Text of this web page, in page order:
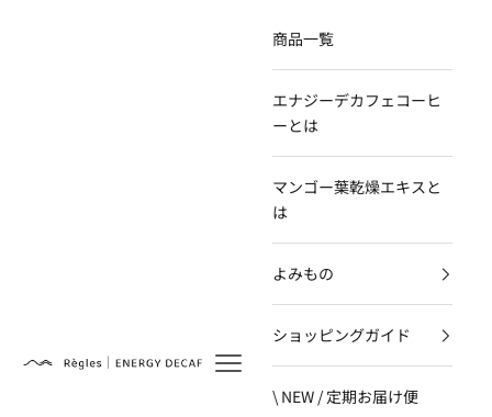
Règles
商品一覧
エナジーデカフェコーヒ
ーとは
マンゴー葉乾燥エキスと
は
よみもの
ショッピングガイド
\ NEW / 定期お届け便